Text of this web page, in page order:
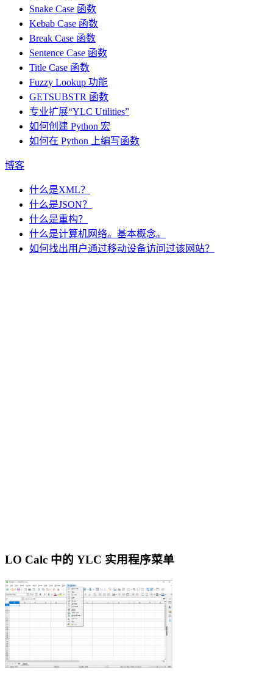
Snake Case 函数
Kebab Case 函数
Break Case 函数
Sentence Case 函数
Title Case 函数
Fuzzy Lookup 功能
GETSUBSTR 函数
专业扩展“YLC Utilities”
如何创建 Python 宏
如何在 Python 上编写函数
博客
什么是XML？
什么是JSON？
什么是重构？
什么是计算机网络。基本概念。
如何找出用户通过移动设备访问过该网站？
LO Calc 中的 YLC 实用程序菜单